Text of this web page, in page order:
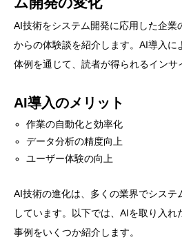
AI技術をシステム開発に応用した企業
からの体験談を紹介します。AI導入に
体例を通じて、読者が得られるインサ
AI導入のメリット
作業の自動化と効率化
データ分析の精度向上
ユーザー体験の向上
AI技術の進化は、多くの業界でシステ
しています。以下では、AIを取り入
事例をいくつか紹介します。